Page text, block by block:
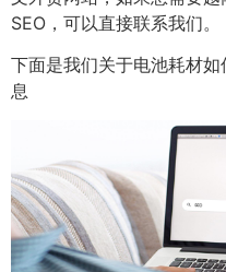
SEO，可以直接联系我们。
下面是我们关于电池耗材
息